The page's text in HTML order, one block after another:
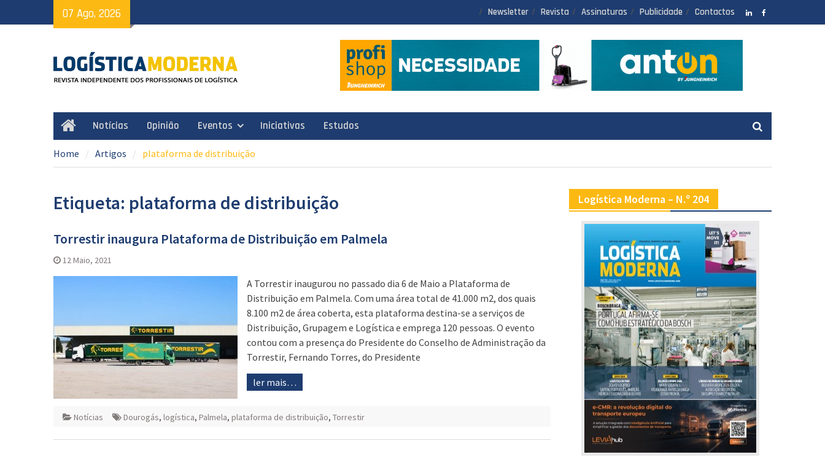
to
07 Ago, 2026 Newsletter Revista Assinaturas Publicidade Contactos
HomeNotícias Opinião Eventos Iniciativas Estudos
Home Artigos plataforma de distribuição
Etiqueta: plataforma de distribuição
Torrestir inaugura Plataforma de Distribuição em Palmela
12 Maio, 2021
A Torrestir inaugurou no passado dia 6 de Maio a Plataforma de
Distribuição em Palmela. Com uma área total de 41.000 m2, dos quais
8.100 m2 de área coberta, esta plataforma destina-se a serviços de
Distribuição, Grupagem e Logística e emprega 120 pessoas. O evento
contou com a presença do Presidente do Conselho de Administração da
Torrestir, Fernando Torres, do Presidente
ler mais…
Notícias Dourogás, logística, Palmela, plataforma de distribuição, Torrestir
Logística Moderna – N.º 204